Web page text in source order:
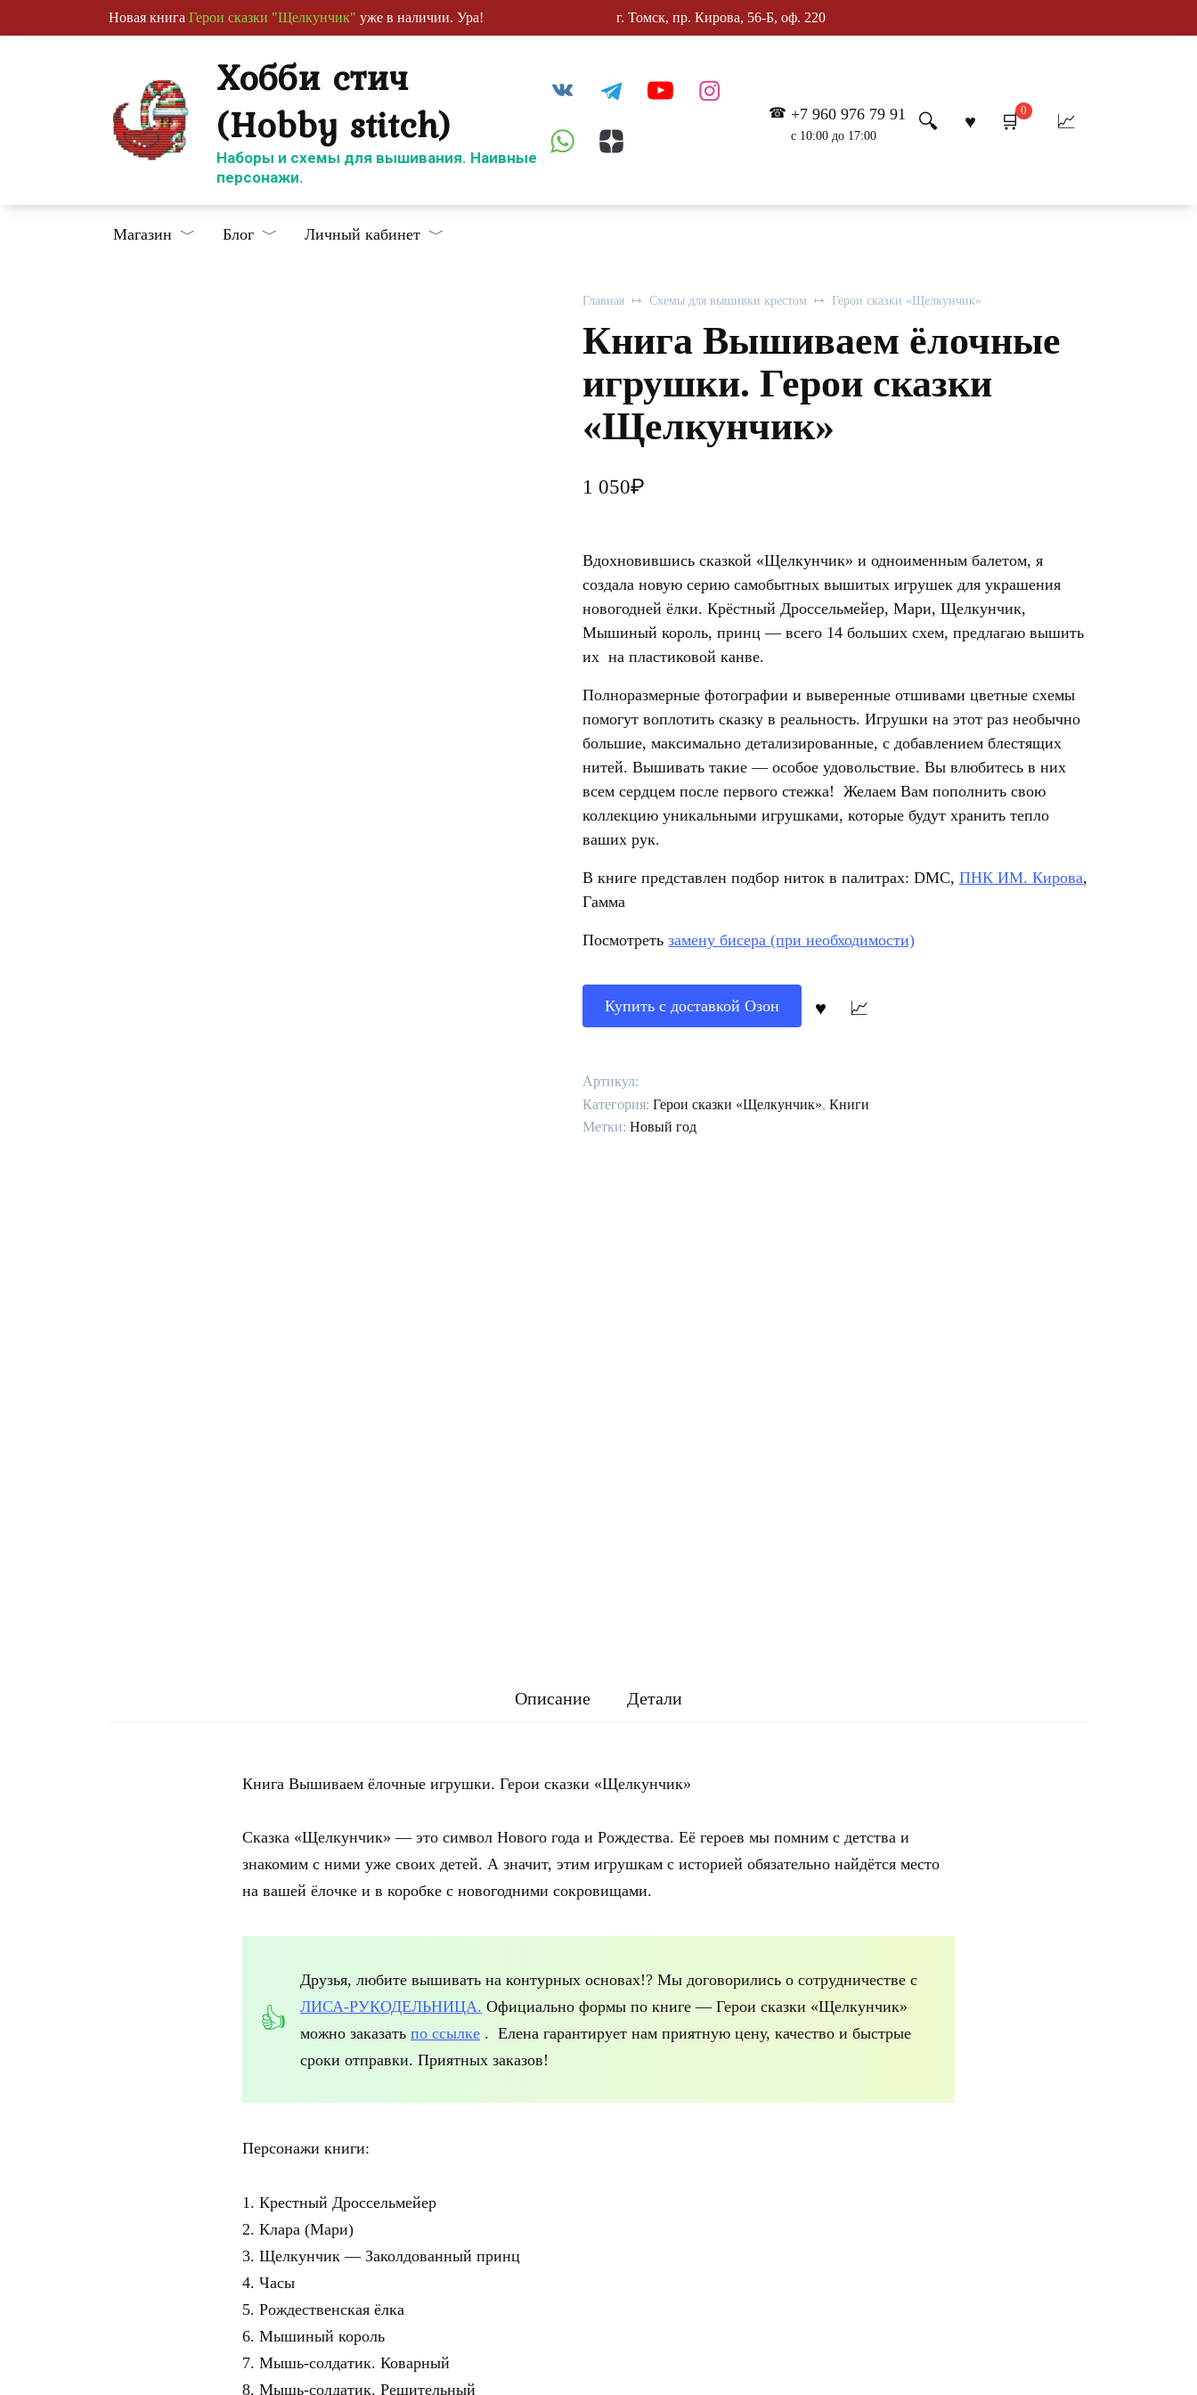
к
Новая книга Герои сказки "Щелкунчик" уже в наличии. Ура! г. Томск, пр. Кирова, 56-Б, оф. 220
Хобби стич
(Hobby stitch)
Наборы и схемы для вышивания. Наивные
персонажи.
+7 960 976 79 91
с 10:00 до 17:00
0
Магазин Блог Личный кабинет
Главная Схемы для вышивки крестом Герои сказки «Щелкунчик»
Книга Вышиваем ёлочные
игрушки. Герои сказки
«Щелкунчик»
1 050₽
Вдохновившись сказкой «Щелкунчик» и одноименным балетом, я
создала новую серию самобытных вышитых игрушек для украшения
новогодней ёлки. Крёстный Дроссельмейер, Мари, Щелкунчик,
Мышиный король, принц — всего 14 больших схем, предлагаю вышить
их на пластиковой канве.
Полноразмерные фотографии и выверенные отшивами цветные схемы
помогут воплотить сказку в реальность. Игрушки на этот раз необычно
большие, максимально детализированные, с добавлением блестящих
нитей. Вышивать такие — особое удовольствие. Вы влюбитесь в них
всем сердцем после первого стежка! Желаем Вам пополнить свою
коллекцию уникальными игрушками, которые будут хранить тепло
ваших рук.
В книге представлен подбор ниток в палитрах: DMC, ПНК ИМ. Кирова,
Гамма
Посмотреть замену бисера (при необходимости)
Купить с доставкой Озон
Артикул:
Категория: Герои сказки «Щелкунчик», Книги
Метки: Новый год
Описание Детали
Книга Вышиваем ёлочные игрушки. Герои сказки «Щелкунчик»
Сказка «Щелкунчик» — это символ Нового года и Рождества. Её героев мы помним с детства и
знакомим с ними уже своих детей. А значит, этим игрушкам с историей обязательно найдётся место
на вашей ёлочке и в коробке с новогодними сокровищами.
Друзья, любите вышивать на контурных основах!? Мы договорились о сотрудничестве с
ЛИСА-РУКОДЕЛЬНИЦА. Официально формы по книге — Герои сказки «Щелкунчик»
можно заказать по ссылке . Елена гарантирует нам приятную цену, качество и быстрые
сроки отправки. Приятных заказов!
Персонажи книги:
1. Крестный Дроссельмейер
2. Клара (Мари)
3. Щелкунчик — Заколдованный принц
4. Часы
5. Рождественская ёлка
6. Мышиный король
7. Мышь-солдатик. Коварный
8. Мышь-солдатик. Решительный